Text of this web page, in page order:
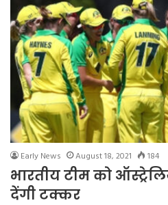
Early News August 18, 2021 184
भारतीय टीम को
देंगी टक्कर